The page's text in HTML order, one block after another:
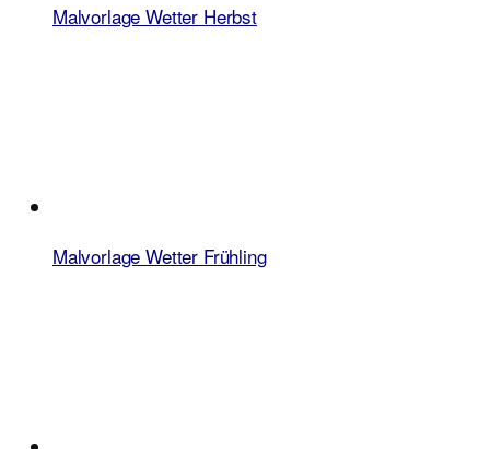
Malvorlage Wetter Herbst
Malvorlage Wetter Frühling